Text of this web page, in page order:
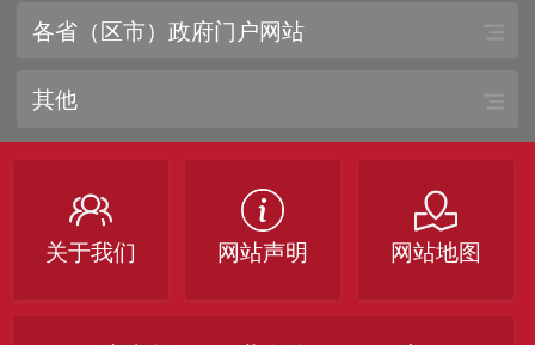
各省（区市）政府门户网站
其他
关于我们 网站声明 网站地图